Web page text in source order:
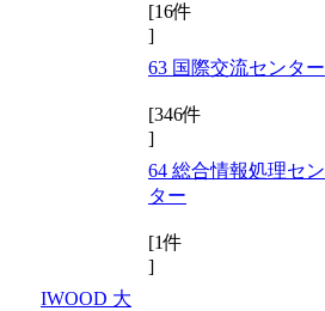
[16件
]
63 国際交流センター
[346件
]
64 総合情報処理セン
ター
[1件
]
IWOOD 大